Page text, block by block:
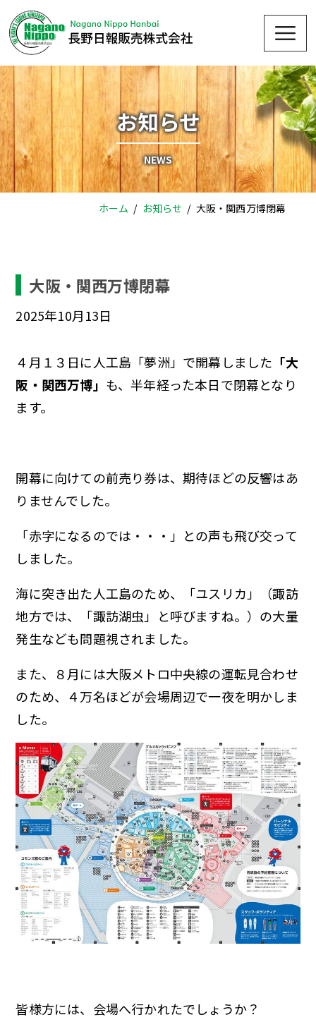
Skip
to
content
お知らせ
NEWS
ホーム お知らせ 大阪・関西万博閉幕
大阪・関西万博閉幕
2025年10月13日
４月１３日に人工島「夢洲」で開幕しました 「大
阪・関西万博」 も、半年経った本日で閉幕となり
ます。
開幕に向けての前売り券は、期待ほどの反響はあ
りませんでした。
「赤字になるのでは・・・」との声も飛び交って
しました。
海に突き出た人工島のため、「ユスリカ」（諏訪
地方では、「諏訪湖虫」と呼びますね。）の大量
発生なども問題視されました。
また、８月には大阪メトロ中央線の運転見合わせ
のため、４万名ほどが会場周辺で一夜を明かしま
した。
皆様方には、会場へ行かれたでしょうか？